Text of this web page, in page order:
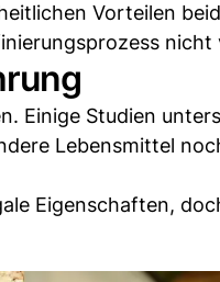
Vorteilen
Einige Studien
Lebensmittel
Eigenschaften,